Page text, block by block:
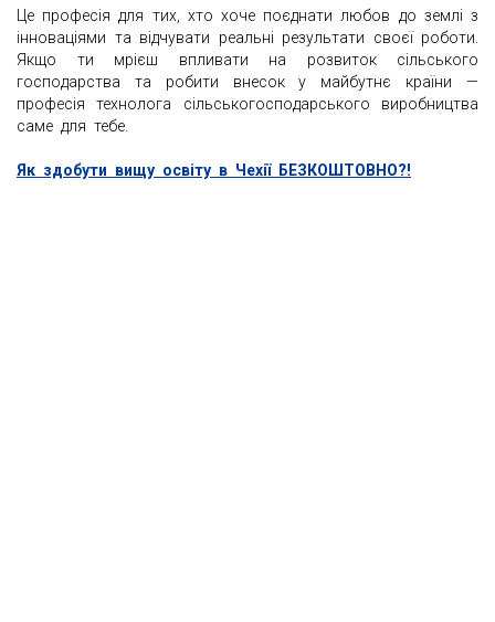
Це професія для тих, хто хоче поєднати любов до землі з
інноваціями та відчувати реальні результати своєї роботи.
Якщо ти мрієш впливати на розвиток сільського
господарства та робити внесок у майбутнє країни —
професія технолога сільськогосподарського виробництва
саме для тебе.
Як здобути вищу освіту в Чехії БЕЗКОШТОВНО?!